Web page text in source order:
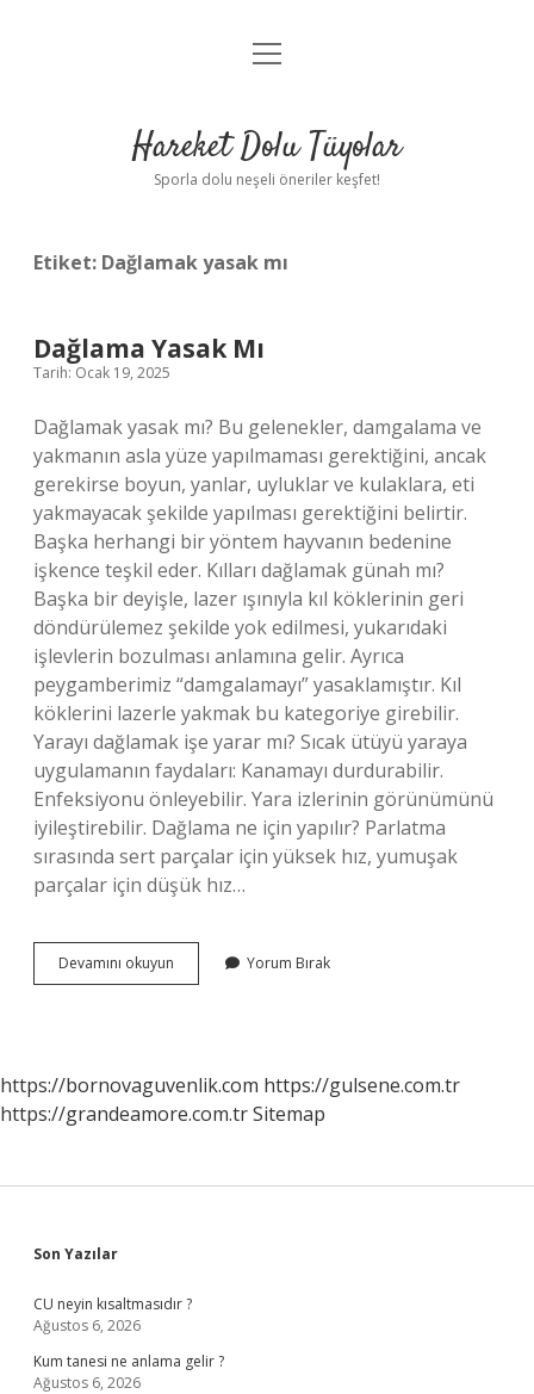
Anasayfa
Yasal Uyarı
menüyü
Hareket Dolu Tüyolar
Sporla dolu neşeli öneriler keşfet!
Etiket: Dağlamak yasak mı
Dağlama Yasak Mı
Tarih: Ocak 19, 2025
Dağlamak yasak mı? Bu gelenekler, damgalama ve
yakmanın asla yüze yapılmaması gerektiğini, ancak
gerekirse boyun, yanlar, uyluklar ve kulaklara, eti
yakmayacak şekilde yapılması gerektiğini belirtir.
Başka herhangi bir yöntem hayvanın bedenine
işkence teşkil eder. Kılları dağlamak günah mı?
Başka bir deyişle, lazer ışınıyla kıl köklerinin geri
döndürülemez şekilde yok edilmesi, yukarıdaki
işlevlerin bozulması anlamına gelir. Ayrıca
peygamberimiz “damgalamayı” yasaklamıştır. Kıl
köklerini lazerle yakmak bu kategoriye girebilir.
Yarayı dağlamak işe yarar mı? Sıcak ütüyü yaraya
uygulamanın faydaları: Kanamayı durdurabilir.
Enfeksiyonu önleyebilir. Yara izlerinin görünümünü
iyileştirebilir. Dağlama ne için yapılır? Parlatma
sırasında sert parçalar için yüksek hız, yumuşak
parçalar için düşük hız…
Devamını okuyun Dağlama
Yasak
Yorum Bırak
https://bornovaguvenlik.com https://gulsene.com.tr
https://grandeamore.com.trSitemap
Sidebar
Son Yazılar
CU neyin kısaltmasıdır ?
Ağustos 6, 2026
Kum tanesi ne anlama gelir ?
Ağustos 6, 2026